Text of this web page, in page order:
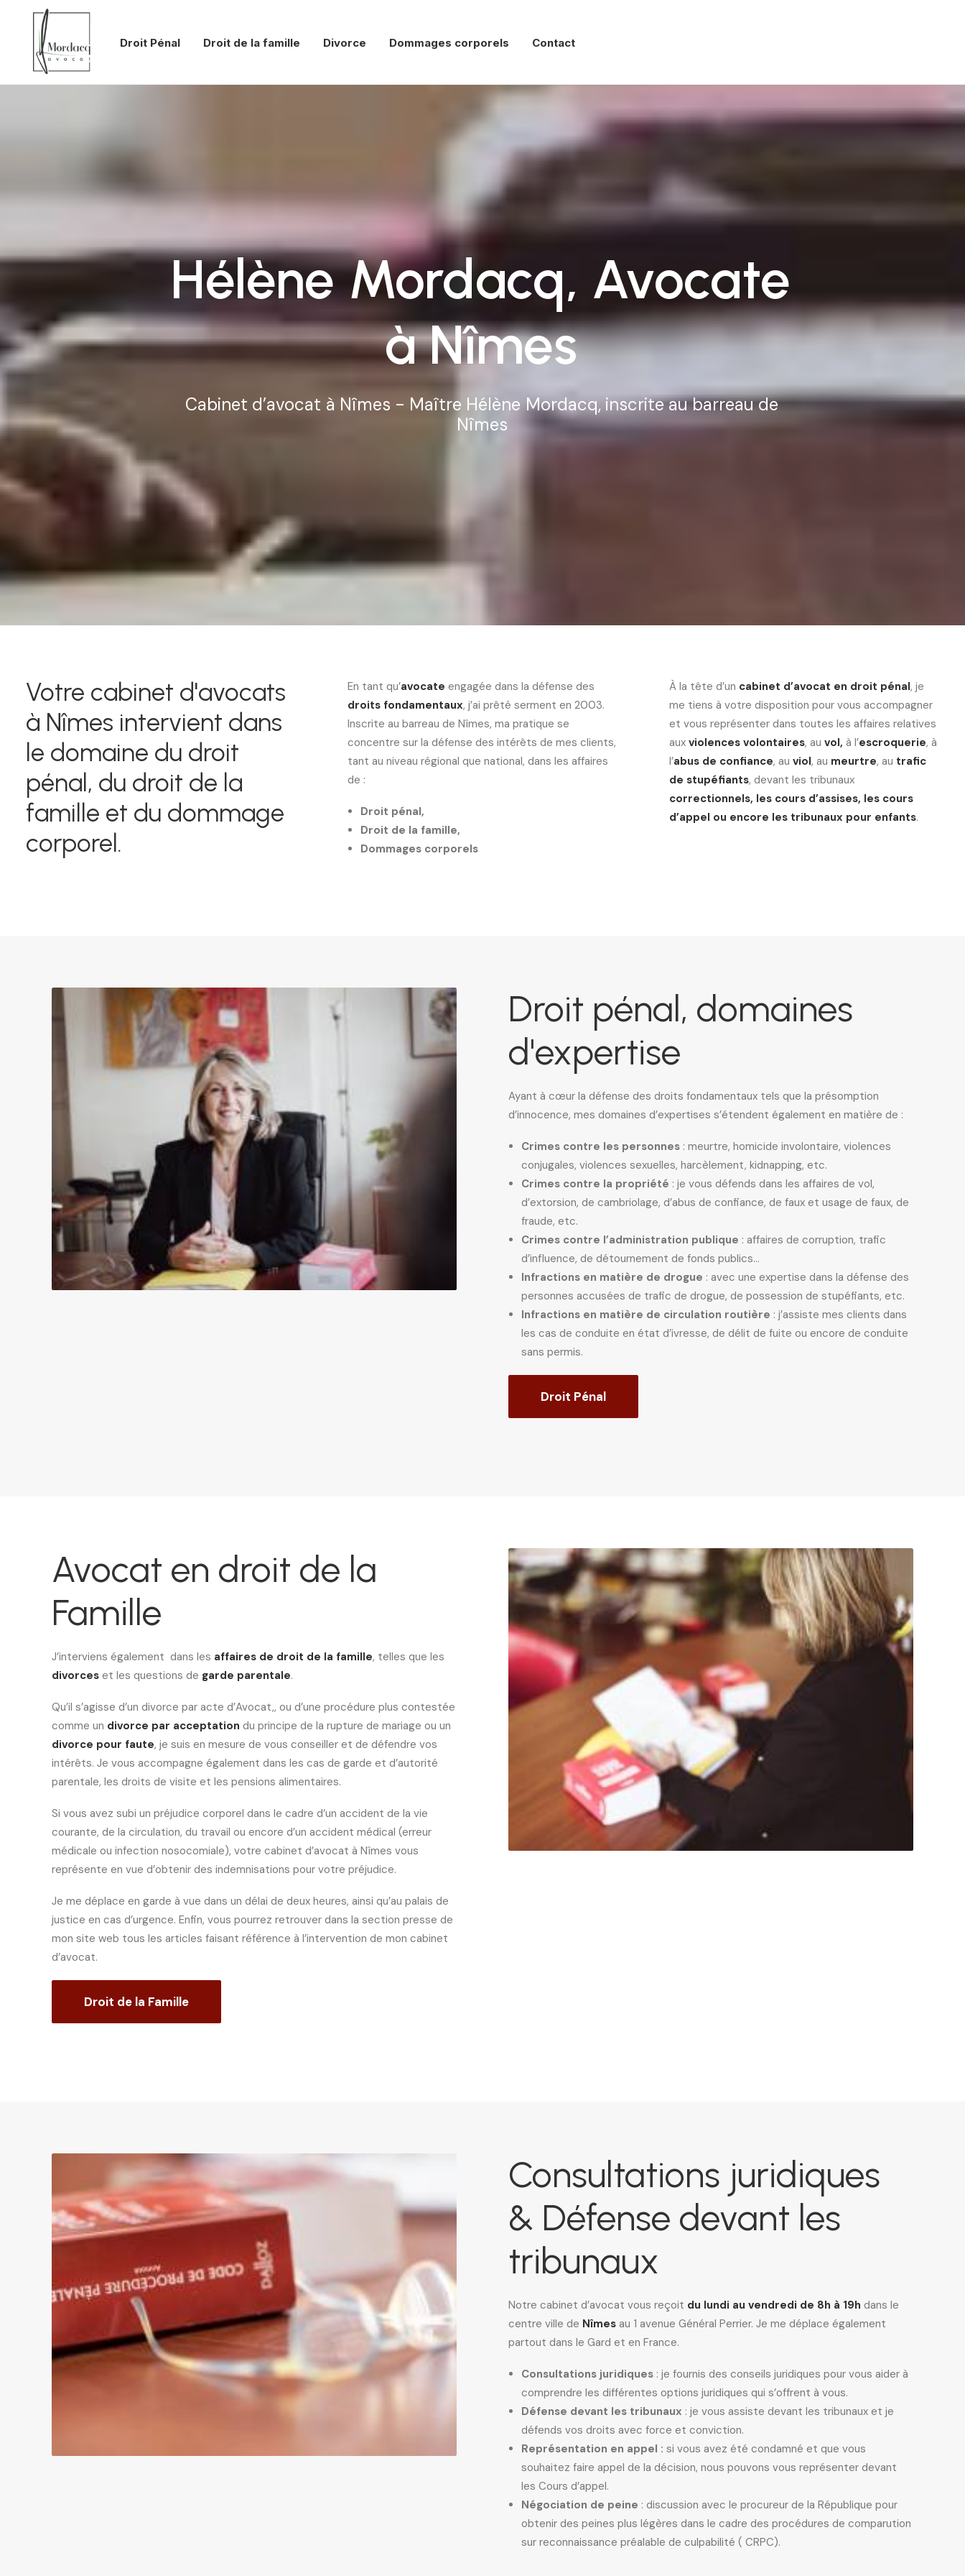
Droit Pénal Droit de la famille Divorce Dommages corporels Contact
Hélène Mordacq, Avocate
à Nîmes
Cabinet d’avocat à Nîmes - Maître Hélène Mordacq,inscriteaubarreaude
Nîmes
Votre cabinet d'avocats
à Nîmes intervient dans
le domaine du droit
pénal, du droit de la
famille et du dommage
corporel.
En tant qu’avocate engagée dans la défense des
droits fondamentaux, j’ai prêté serment en 2003.
Inscrite au barreau de Nîmes, ma pratique se
concentre sur la défense des intérêts de mes clients,
tant au niveau régional que national, dans les affaires
de :
Droit pénal,
Droit de la famille,
Dommages corporels
À la tête d’un cabinet d’avocat en droit pénal, je
me tiens à votre disposition pour vous accompagner
et vous représenter dans toutes les affaires relatives
aux violences volontaires, au vol, à l’escroquerie, à
l’abus de confiance, au viol, au meurtre, au trafic
de stupéfiants, devant les tribunaux
correctionnels, les cours d’assises, les cours
d’appel ou encore les tribunaux pour enfants.
Droit pénal, domaines
d'expertise
Ayant à cœur la défense des droits fondamentaux tels que la présomption
d’innocence, mes domaines d’expertises s’étendent également en matière de :
Crimes contre les personnes : meurtre, homicide involontaire, violences
conjugales, violences sexuelles, harcèlement, kidnapping, etc.
Crimes contre la propriété : je vous défends dans les affaires de vol,
d’extorsion, de cambriolage, d’abus de confiance, de faux et usage de faux, de
fraude, etc.
Crimes contre l’administration publique : affaires de corruption, trafic
d’influence, de détournement de fonds publics…
Infractions en matière de drogue : avec une expertise dans la défense des
personnes accusées de trafic de drogue, de possession de stupéfiants, etc.
Infractions en matière de circulation routière : j’assiste mes clients dans
les cas de conduite en état d’ivresse, de délit de fuite ou encore de conduite
sans permis.
Droit Pénal
Avocat en droit de la
Famille
J’interviens également dans les affaires de droit de la famille, telles que les
divorces et les questions de garde parentale.
Qu’il s’agisse d’un divorce par acte d’Avocat,, ou d’une procédure plus contestée
comme un divorce par acceptation du principe de la rupture de mariage ou un
divorce pour faute, je suis en mesure de vous conseiller et de défendre vos
intérêts. Je vous accompagne également dans les cas de garde et d’autorité
parentale, les droits de visite et les pensions alimentaires.
Si vous avez subi un préjudice corporel dans le cadre d’un accident de la vie
courante, de la circulation, du travail ou encore d’un accident médical (erreur
médicale ou infection nosocomiale), votre cabinet d’avocat à Nîmes vous
représente en vue d’obtenir des indemnisations pour votre préjudice.
Je me déplace en garde à vue dans un délai de deux heures, ainsi qu’au palais de
justice en cas d’urgence. Enfin, vous pourrez retrouver dans la section presse de
mon site web tous les articles faisant référence à l’intervention de mon cabinet
d’avocat.
Droit de la Famille
Consultations juridiques
& Défense devant les
tribunaux
Notre cabinet d’avocat vous reçoit du lundi au vendredi de 8h à 19h dans le
centre ville de Nîmes au 1 avenue Général Perrier. Je me déplace également
partout dans le Gard et en France.
Consultations juridiques : je fournis des conseils juridiques pour vous aider à
comprendre les différentes options juridiques qui s’offrent à vous.
Défense devant les tribunaux : je vous assiste devant les tribunaux et je
défends vos droits avec force et conviction.
Représentation en appel : si vous avez été condamné et que vous
souhaitez faire appel de la décision, nous pouvons vous représenter devant
les Cours d’appel.
Négociation de peine : discussion avec le procureur de la République pour
obtenir des peines plus légères dans le cadre des procédures de comparution
sur reconnaissance préalable de culpabilité ( CRPC).